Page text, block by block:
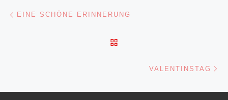
Beitragsnavigation
EINE SCHÖNE ERINNERUNG
VALENTINSTAG